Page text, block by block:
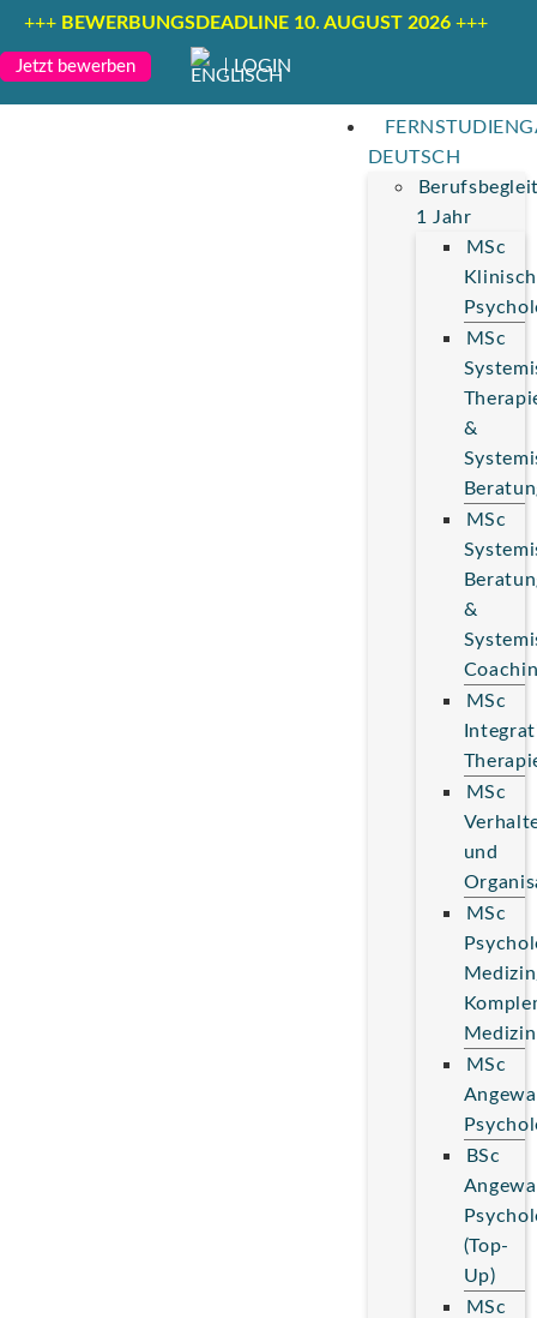
+++ BEWERBUNGSDEADLINE 10. AUGUST 2026 +++
Jetzt bewerben LOGIN
DEUTSCH
1 Jahr
MSc
MSc
&
MSc
&
MSc
MSc
und
MSc
Medizin
MSc
BSc
(Top-
Up)
MSc